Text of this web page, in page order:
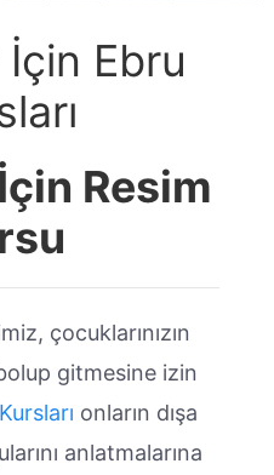
Ebru
Resim
çocuklarınızın
gitmesine izin
onların dışa
anlatmalarına